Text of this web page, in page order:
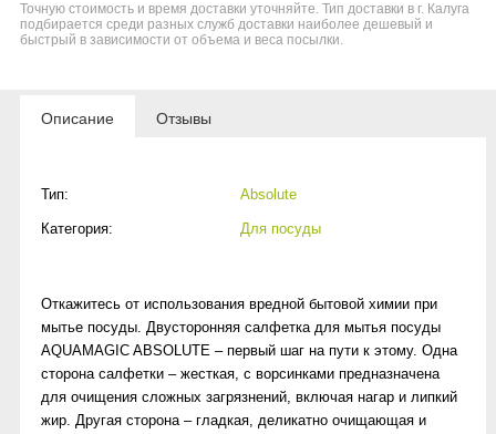
Точную стоимость и время доставки уточняйте. Тип доставки в г. Калуга
подбирается среди разных служб доставки наиболее дешевый и
быстрый в зависимости от объема и веса посылки.
Описание Отзывы
Тип: Absolute
Категория: Для посуды
Откажитесь от использования вредной бытовой химии при
мытье посуды. Двусторонняя салфетка для мытья посуды
AQUAMAGIC ABSOLUTE – первый шаг на пути к этому. Одна
сторона салфетки – жесткая, с ворсинками предназначена
для очищения сложных загрязнений, включая нагар и липкий
жир. Другая сторона – гладкая, деликатно очищающая и